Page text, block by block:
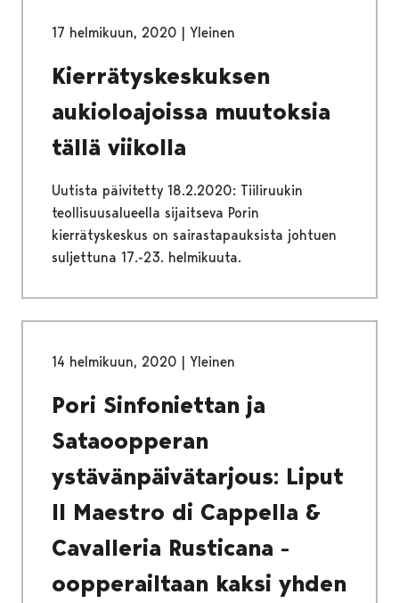
17 helmikuun, 2020 | Yleinen
Kierrätyskeskuksen
aukioloajoissa muutoksia
tällä viikolla
Uutista päivitetty 18.2.2020: Tiiliruukin
teollisuusalueella sijaitseva Porin
kierrätyskeskus on sairastapauksista johtuen
suljettuna 17.-23. helmikuuta.
14 helmikuun, 2020 | Yleinen
Pori Sinfoniettan ja
Sataoopperan
ystävänpäivätarjous: Liput
Il Maestro di Cappella &
Cavalleria Rusticana -
oopperailtaan kaksi yhden